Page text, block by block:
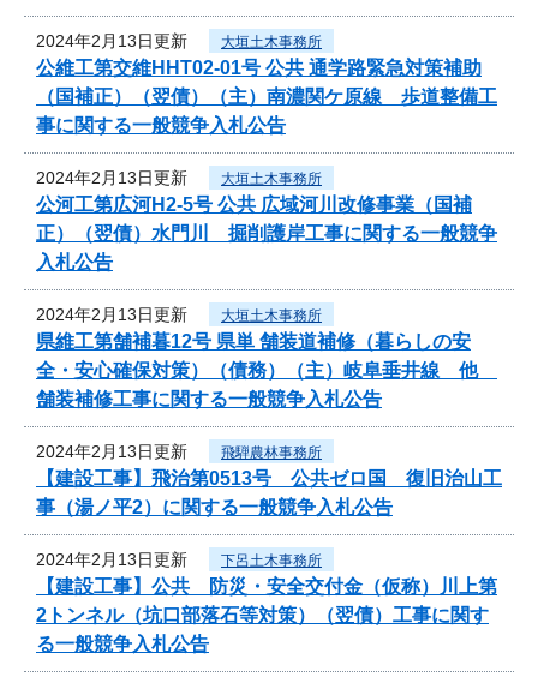
2024年2月13日更新 大垣土木事務所
公維工第交維HHT02-01号 公共 通学路緊急対策補助
（国補正）（翌債）（主）南濃関ケ原線 歩道整備工
事に関する一般競争入札公告
2024年2月13日更新 大垣土木事務所
公河工第広河H2-5号 公共 広域河川改修事業（国補
正）（翌債）水門川 掘削護岸工事に関する一般競争
入札公告
2024年2月13日更新 大垣土木事務所
県維工第舗補暮12号 県単 舗装道補修（暮らしの安
全・安心確保対策）（債務）（主）岐阜垂井線 他
舗装補修工事に関する一般競争入札公告
2024年2月13日更新 飛騨農林事務所
【建設工事】飛治第0513号 公共ゼロ国 復旧治山工
事（湯ノ平2）に関する一般競争入札公告
2024年2月13日更新 下呂土木事務所
【建設工事】公共 防災・安全交付金（仮称）川上第
2トンネル（坑口部落石等対策）（翌債）工事に関す
る一般競争入札公告